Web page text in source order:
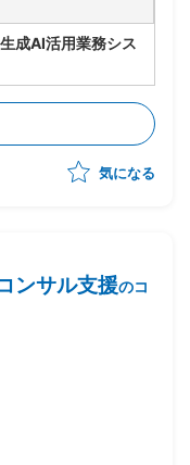
成AI活用業務シス
用全体の推進・
ロセスの設計・標
門への展開・教育
らびにベンダーへ
期レポーティング
よび再発防止策の
気になる
ンサル支援のコ